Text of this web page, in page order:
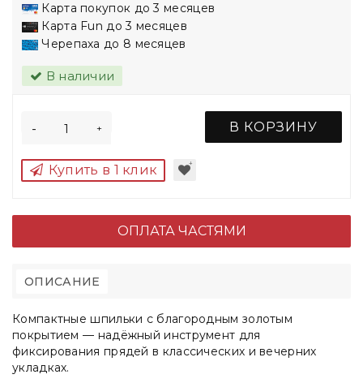
Карта покупок до 3 месяцев
Карта Fun до 3 месяцев
Черепаха до 8 месяцев
В наличии
+
- В КОРЗИНУ
Купить в 1 клик
ОПЛАТА ЧАСТЯМИ
ОПИСАНИЕ
Компактные шпильки с благородным золотым
покрытием — надёжный инструмент для
фиксирования прядей в классических и вечерних
укладках.